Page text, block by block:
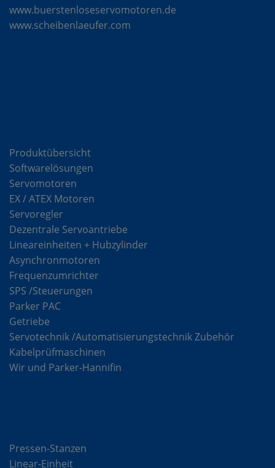
www.buerstenloseservomotoren.de
www.scheibenlaeufer.com
Produktübersicht
Softwarelösungen
Servomotoren
EX / ATEX Motoren
Servoregler
Dezentrale Servoantriebe
Lineareinheiten + Hubzylinder
Asynchronmotoren
Frequenzumrichter
SPS /Steuerungen
Parker PAC
Getriebe
Servotechnik /Automatisierungstechnik Zubehör
Kabelprüfmaschinen
Wir und Parker-Hannifin
Pressen-Stanzen
Linear-Einheit